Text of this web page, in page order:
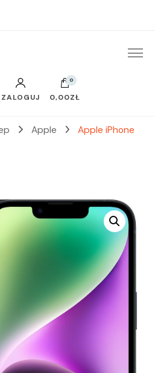
ZALOGUJ
0
0,00ZŁ
Apple
Apple iPhone